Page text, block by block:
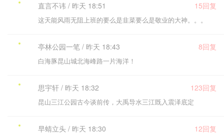
直言不讳 / 昨天 18:51 15回复
这天能风雨无阻上班的要么是韭菜要么是敬业的大神。。。
亭林公园一笔 / 昨天 18:43 8回复
白海豚昆山城北海峰路一片海洋！
思宇轩 / 昨天 18:32 123回复
昆山三江公园古今谈前传，大禹导水三江既入震泽底定
早蜻立头 / 昨天 18:30 12回复